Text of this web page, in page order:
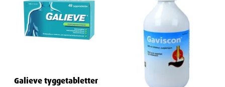
Galieve tyggetabletter